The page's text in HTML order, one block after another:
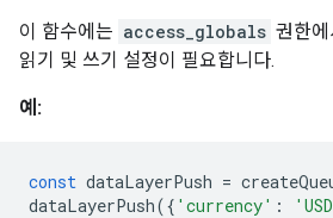
이 함수에는 access_globals 권한에
읽기 및 쓰기 설정이 필요합니다.
예:
const dataLayerPush =
dataLayerPush({ 'currency' :